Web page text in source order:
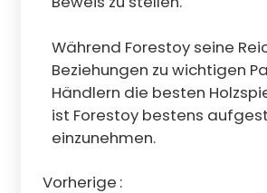
Während Forestoy seine
Beziehungen zu wichtigen
Händlern die besten
ist Forestoy bestens
einzunehmen.
Vorherige